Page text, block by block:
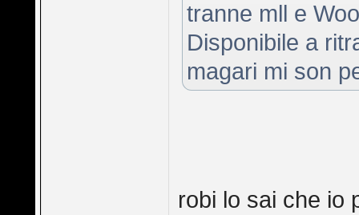
tranne mll e
Disponibile a
magari mi son
robi lo sai che io